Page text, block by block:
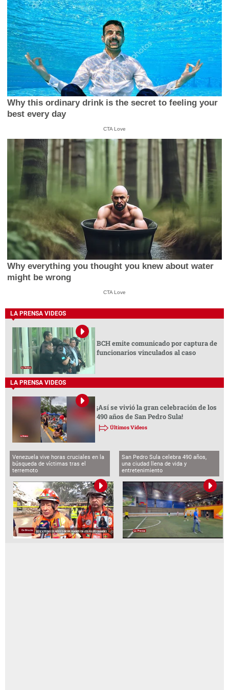
Why this ordinary drink is the secret to feeling your
best every day
CTA Love
Why everything you thought you knew about water
might be wrong
CTA Love
LA PRENSA VIDEOS
BCH emite comunicado por captura de
funcionarios vinculados al caso
LA PRENSA VIDEOS
¡Así se vivió la gran celebración de los
490 años de San Pedro Sula!
Últimos Videos
Venezuela vive horas cruciales en la
búsqueda de víctimas tras el
terremoto
San Pedro Sula celebra 490 años,
una ciudad llena de vida y
entretenimiento